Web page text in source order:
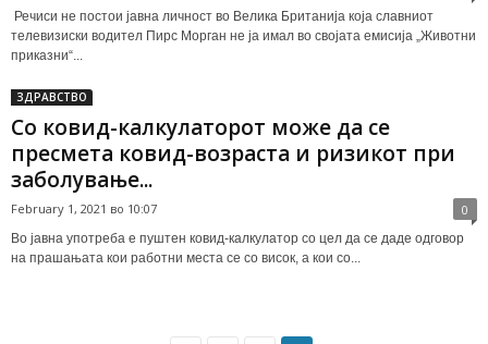
Речиси не постои јавна личност во Велика Британија која славниот
телевизиски водител Пирс Морган не ја имал во својата емисија „Животни
приказни“...
ЗДРАВСТВО
Со ковид-калкулаторот може да се
пресмета ковид-возраста и ризикот при
заболување...
February 1, 2021 во 10:07 0
Во јавна употреба е пуштен ковид-калкулатор со цел да се даде одговор
на прашањата кои работни места се со висок, а кои со...